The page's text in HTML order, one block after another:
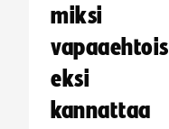
miksi
vapaaehtois
eksi
kannattaa